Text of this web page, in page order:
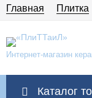
Главная Плитка
Интернет-магазин
Каталог